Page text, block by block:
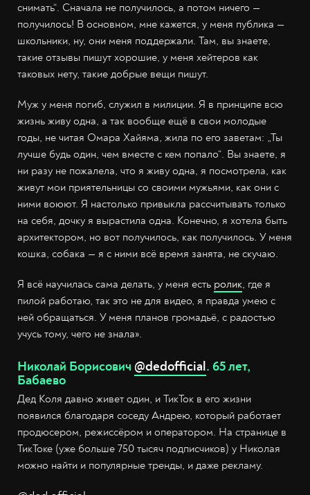
снимать“. Сначала не получилось, а потом ничего —
получилось! В основном, мне кажется, у меня публика —
школьники, ну, они меня поддержали. Там, вы знаете,
такие отзывы пишут хорошие, у меня хейтеров как
таковых нету, такие добрые вещи пишут.
Муж у меня погиб, служил в милиции. Я в принципе всю
жизнь живу одна, а так вообще ещё в свои молодые
годы, не читая Омара Хайяма, жила по его заветам: „Ты
лучше будь один, чем вместе с кем попало“. Вы знаете, я
ни разу не пожалела, что я живу одна, я посмотрела, как
живут мои приятельницы со своими мужьями, как они с
ними воюют. Я настолько привыкла рассчитывать только
на себя, дочку я вырастила одна. Конечно, я хотела быть
архитектором, но вот получилось, как получилось. У меня
кошка, собака — я с ними всё время занята, не скучаю.
Я всё научилась сама делать, у меня есть ролик, где я
пилой работаю, так это не для видео, я правда умею с
ней обращаться. У меня планов громадьё, с радостью
учусь тому, чего не знала».
Николай Борисович @dedofficial. 65 лет,
Бабаево
Дед Коля давно живет один, и ТикТок в его жизни
появился благодаря соседу Андрею, который работает
продюсером, режиссёром и оператором. На странице в
ТикТоке (уже больше 750 тысяч подписчиков) у Николая
можно найти и популярные тренды, и даже рекламу.